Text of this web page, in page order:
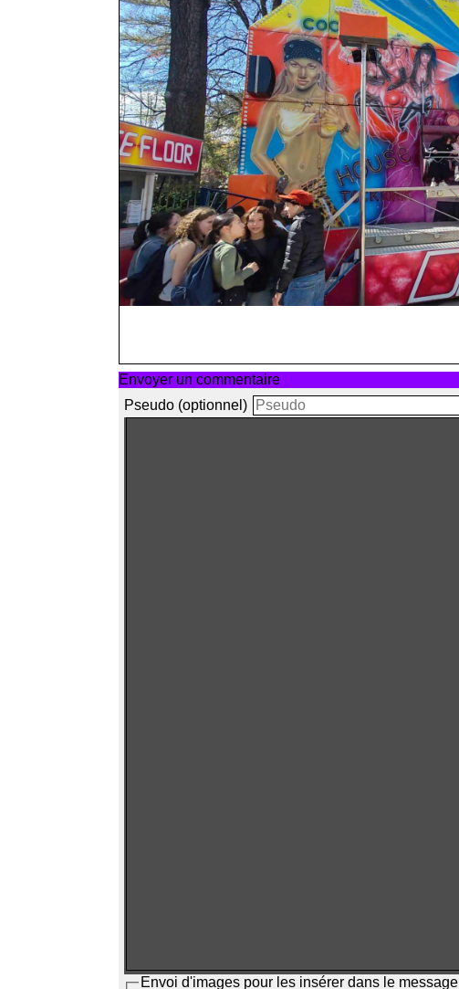
Envoyer un commentaire
Pseudo (optionnel)
Envoi d'images pour les insérer dans le message